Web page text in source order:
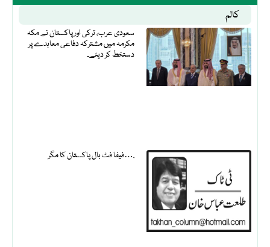
کالم
سعودی عرب، ترکی اور پاکستان نے مکہ
مکرمہ میں مشترکہ دفاعی معاہدے پر
دستخط کر دیئے۔
فیفا فٹ بال پاکستان کا مگر….